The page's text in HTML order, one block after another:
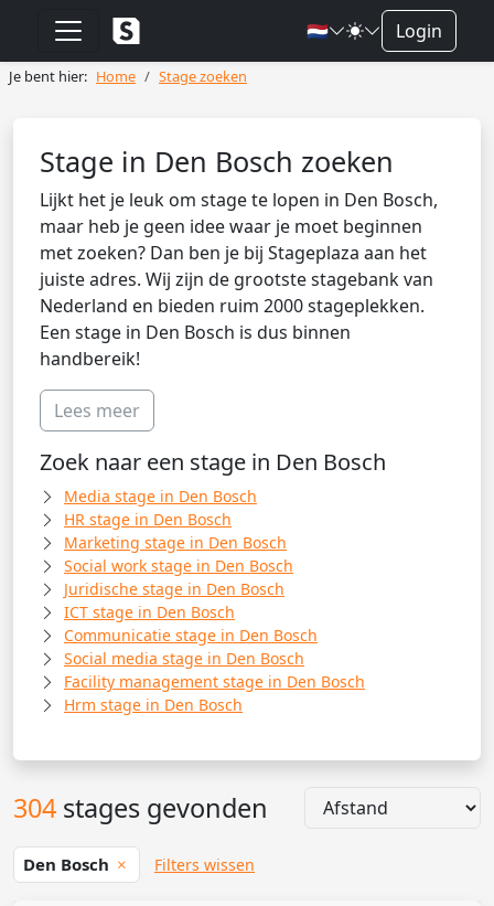
🇳🇱 Login
Je bent hier: Home Stage zoeken
Stage in Den Bosch zoeken
Lijkt het je leuk om stage te lopen in Den Bosch,
maar heb je geen idee waar je moet beginnen
met zoeken? Dan ben je bij Stageplaza aan het
juiste adres. Wij zijn de grootste stagebank van
Nederland en bieden ruim 2000 stageplekken.
Een stage in Den Bosch is dus binnen
handbereik!
Lees meer
Zoek naar een stage in Den Bosch
Media stage in Den Bosch
HR stage in Den Bosch
Marketing stage in Den Bosch
Social work stage in Den Bosch
Juridische stage in Den Bosch
ICT stage in Den Bosch
Communicatie stage in Den Bosch
Social media stage in Den Bosch
Facility management stage in Den Bosch
Hrm stage in Den Bosch
304 stages gevonden
Den Bosch Filters wissen